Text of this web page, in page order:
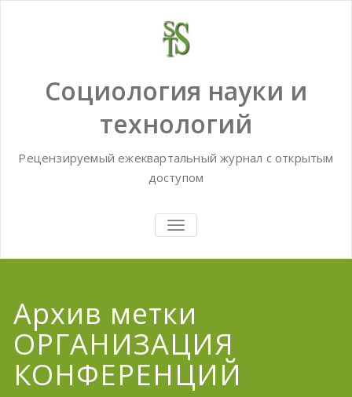
Социология науки и
технологий
Рецензируемый ежеквартальный журнал с открытым
доступом
TOGGLE
NAVIGATION
Архив метки
ОРГАНИЗАЦИЯ
КОНФЕРЕНЦИЙ